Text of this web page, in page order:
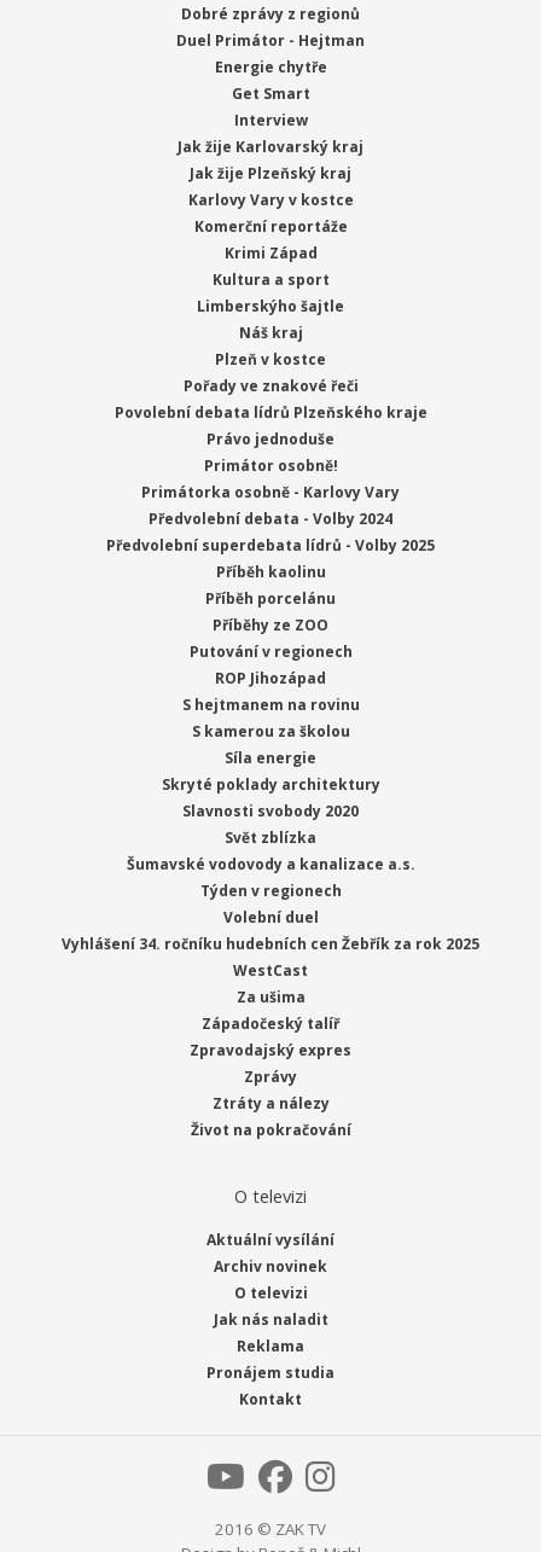
Dobré zprávy z regionů
Duel Primátor - Hejtman
Energie chytře
Get Smart
Interview
Jak žije Karlovarský kraj
Jak žije Plzeňský kraj
Karlovy Vary v kostce
Komerční reportáže
Krimi Západ
Kultura a sport
Limberskýho šajtle
Náš kraj
Plzeň v kostce
Pořady ve znakové řeči
Povolební debata lídrů Plzeňského kraje
Právo jednoduše
Primátor osobně!
Primátorka osobně - Karlovy Vary
Předvolební debata - Volby 2024
Předvolební superdebata lídrů - Volby 2025
Příběh kaolinu
Příběh porcelánu
Příběhy ze ZOO
Putování v regionech
ROP Jihozápad
S hejtmanem na rovinu
S kamerou za školou
Síla energie
Skryté poklady architektury
Slavnosti svobody 2020
Svět zblízka
Šumavské vodovody a kanalizace a.s.
Týden v regionech
Volební duel
Vyhlášení 34. ročníku hudebních cen Žebřík za rok 2025
WestCast
Za ušima
Západočeský talíř
Zpravodajský expres
Zprávy
Ztráty a nálezy
Život na pokračování
O televizi
Aktuální vysílání
Archiv novinek
O televizi
Jak nás naladit
Reklama
Pronájem studia
Kontakt
2016 © ZAK TV